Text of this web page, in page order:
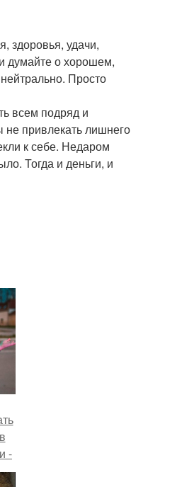
здоровья, удачи,
думайте о хорошем,
Просто
всем подряд и
не привлекать лишнего
к себе. Недаром
Тогда и деньги, и
-